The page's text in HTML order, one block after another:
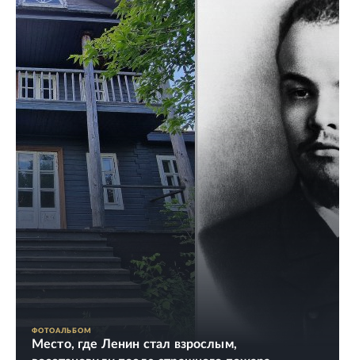
ФОТОАЛЬБОМ
Место, где Ленин стал взрослым,